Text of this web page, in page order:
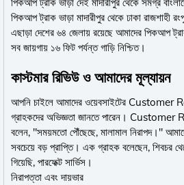
পিকআপ ট্রাক ভাড়া মাদারীপুর থেকে ঢাকা রাজশাহী
এছাড়া দেশের ৬৪ জেলায় রয়েছে আমাদের পিকআপ
সব জায়গায় ১৬ ফিট পর্যন্ত গাড়ি নিশ্চিত।
কাস্টমার রিভিউ ও আমাদের মূল্যায়ন
আপনি চাইলে আমাদের ওয়েবসাইটের Customer
গ্রাহকদের অভিজ্ঞতা জানতে পারেন। Customer
বলেন, "সময়মতো পৌঁছেছে, মালামাল নিরাপদ।"
সবচেয়ে বড় প্রাপ্তি। এক গ্রাহক বলেছেন, শিবচর
গিয়েছি, পারফেক্ট সার্ভিস।
নিরাপত্তা এবং দায়ভার